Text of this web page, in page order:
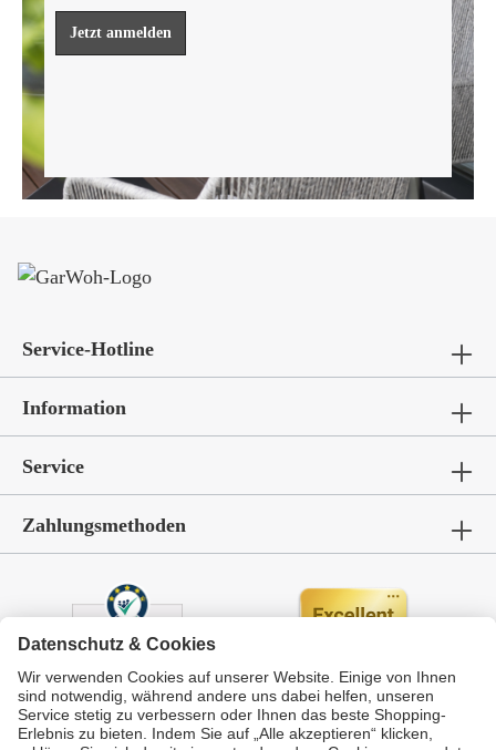
Mehr erfahren
Jetzt anmelden
Service-Hotline
Information
Service
Zahlungsmethoden